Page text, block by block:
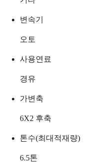
변속기
오토
사용연료
경유
가변축
6X2 후축
톤수(최대적재량)
6.5톤